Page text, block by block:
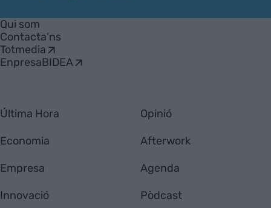
Empresa
Qui som
Contacta'ns
Totmedia
EnpresaBIDEA
Última Hora
Economia
Empresa
Innovació
Opinió
Afterwork
Agenda
Pòdcast